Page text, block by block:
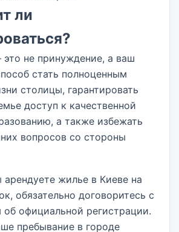
ли
не принуждение, а ваш
стать полноценным
столицы, гарантировать
доступ к качественной
а также избежать
вопросов со стороны
арендуете жилье в Киеве на
обязательно договоритесь с
об официальной регистрации.
пребывание в городе